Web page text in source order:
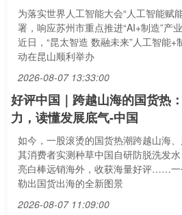
为落实世界人工智能大会“人工智能赋
署，响应苏州市重点推进“AI+制造”产
近日，“昆太智造 数融未来”人工智能+
动在昆山顺利举办
2026-08-07 13:33:00
好评中国｜跨越山海的国货热
力，读懂发展底气-中国
如今，一股滚烫的国货热潮跨越山海
其消费者实测种草中国自研防脱洗发
亮白棒远销海外，收获海量好评……一
勒出国货出海的全新图景
2026-08-07 11:09:00